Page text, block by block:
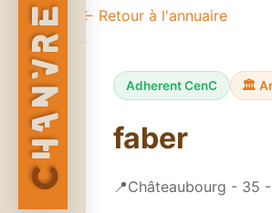
C
HANVRE ← Retour à l'annuaire
Adherent CenC 🏛️
faber
📍Châteaubourg - 35